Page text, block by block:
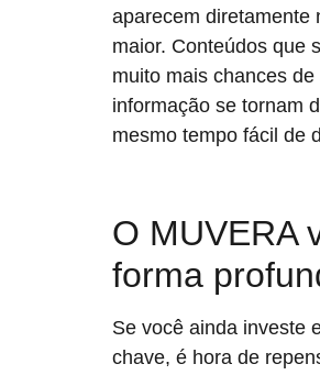
aparecem diretamente
maior. Conteúdos que
muito mais chances
informação se tornam
mesmo tempo fácil de
O MUVERA
forma
Se você ainda investe
chave, é hora de